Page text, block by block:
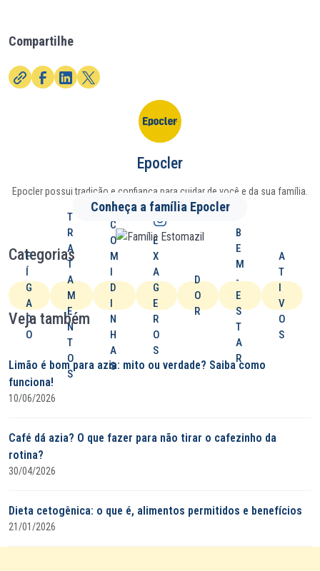
Compartilhe
Epocler
Epocler possui tradição e confiança para cuidar de você e da sua família.
Conheça a família Epocler
Categorias
F
Í
G
A
D
O
T
R
A
T
A
M
E
N
T
O
S
C
O
M
I
D
I
N
H
A
S
E
X
A
G
E
R
O
S
D
O
R
B
E
M
-
E
S
T
A
R
A
T
I
V
O
S
Veja também
Limão é bom para azia: mito ou verdade? Saiba como
funciona!
10/06/2026
Café dá azia? O que fazer para não tirar o cafezinho da
rotina?
30/04/2026
Dieta cetogênica: o que é, alimentos permitidos e benefícios
21/01/2026